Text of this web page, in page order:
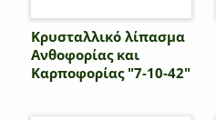
Κρυσταλλικό λίπασμα
Ανθοφορίας και
Καρποφορίας "7-10-42"